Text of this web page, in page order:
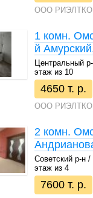
ООО
1 комн.
й
Центральный
этаж из 10
4650 т. р.
ООО
2 комн.
Советский р-н
этаж из 4
7600 т. р.